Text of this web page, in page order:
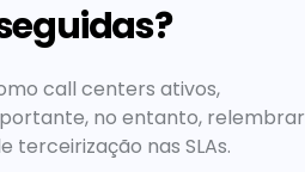
call centers ativos,
no entanto, relembrar
terceirização nas SLAs.